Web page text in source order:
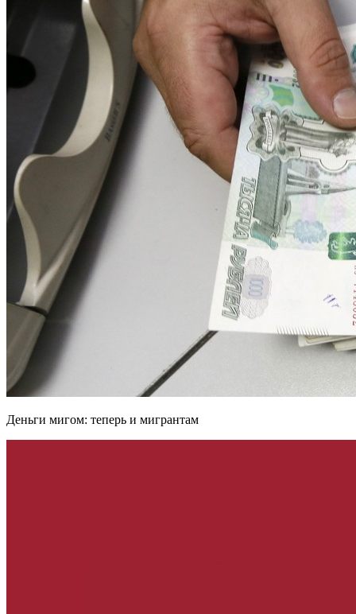
Деньги мигом: теперь и мигрантам